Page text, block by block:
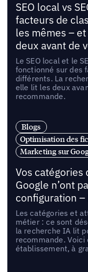
SEO local vs
facteurs de
les mêmes –
deux avant de
Le SEO local et le
fonctionné sur des
différents. La
elle lit les deux
recommande.
Blogs
Optimisation des
Marketing sur
Vos
Google n’ont
configuration
Les catégories et
métier : ce sont
la recherche IA lit
recommande.
établissement, à